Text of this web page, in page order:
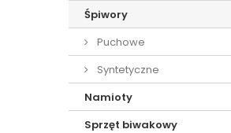
Śpiwory
Puchowe
Syntetyczne
Namioty
Sprzęt biwakowy